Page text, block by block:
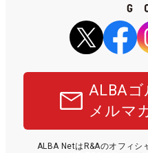
ALBA
メルマ
ALBA NetはR&Aのオフィシ